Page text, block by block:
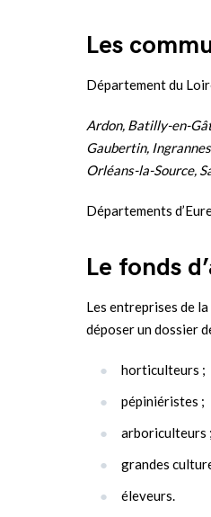
Les
Département du
Ardon, Batilly-en-
Gaubertin,
Orléans-la-Source,
Départements
Le fonds
Les entreprises de
déposer un dossier
horticulteurs ;
pépiniéristes ;
arboriculteurs ;
grandes
éleveurs.